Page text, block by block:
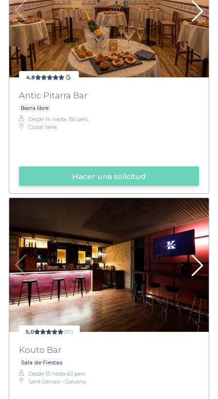
4,8
Antic Pitarra Bar
Barra libre
Desde 14 hasta 150 pers.
Ciutat Vella
Hacer una solicitud
5,0 (57)
Kouto Bar
Sala de Fiestas
Desde 15 hasta 60 pers.
Sant Gervasi - Galvany